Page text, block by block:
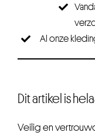
Al onze
Dit artikel is
Veilig en